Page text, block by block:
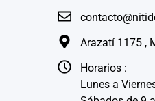
Arazatí 1175 ,
Horarios :
Lunes a